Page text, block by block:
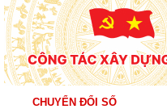
CHUYỂN ĐỔI SỐ